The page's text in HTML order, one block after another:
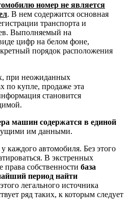
номер не является
. В нем содержится основная
транспорта и
Выполняемый на
цифр на белом фоне,
порядок расположения
при неожиданных
по купле, продаже эта
становится
машин содержатся в единой
им данными.
каждого автомобиля. Без этого
В экстренных
права собственности база
период найти
легального источника
ряд таких, к которым следует